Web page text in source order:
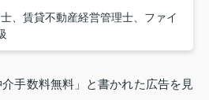
、賃貸不動産経営管理士、ファイ
手数料無料」と書かれた広告を見